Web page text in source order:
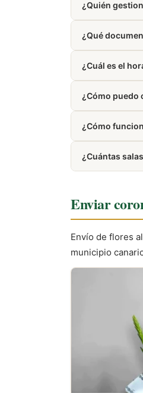
¿Quién
¿Qué
seguro de
¿Cuál es el
¿Cómo puedo
¿Cómo
¿Cuántas
Enviar
Envío de flores
municipio